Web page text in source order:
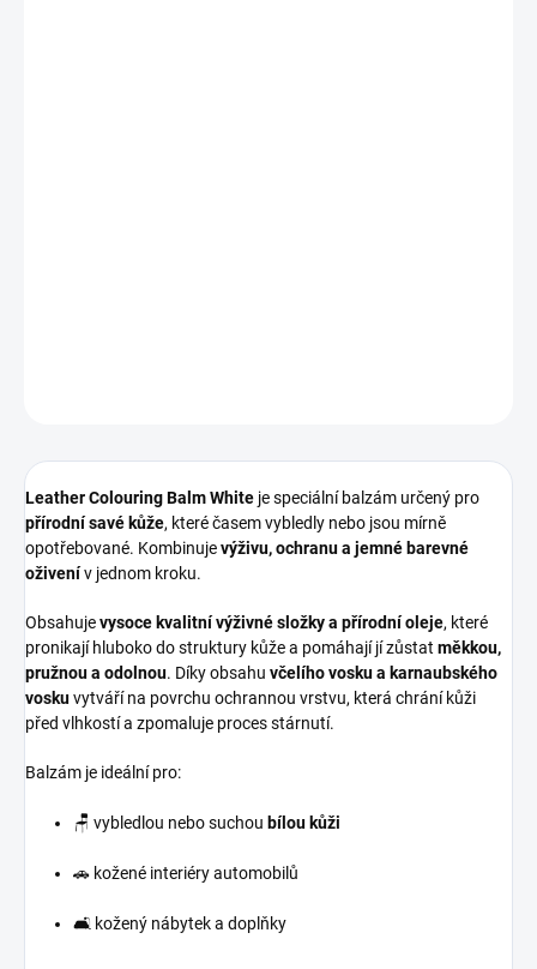
Leather Colouring Balm White je speciální balzám určený pro
přírodní savé kůže, které časem vybledly nebo jsou mírně
opotřebované. Kombinujevýživu, ochranu a jemné barevné
oživenív jednom kroku.
Obsahujevysoce kvalitní výživné složky a přírodní oleje, které
pronikají hluboko do struktury kůže a pomáhají jí zůstat měkkou,
pružnou a odolnou. Díky obsahu včelího vosku a karnaubského
voskuvytváří na povrchu ochrannou vrstvu, která chrání kůži
před vlhkostí a zpomaluje proces stárnutí.
Balzám je ideální pro:
🪑 vybledlou nebo suchou bílou kůži
🚗 kožené interiéry automobilů
🛋️ kožený nábytek a doplňky